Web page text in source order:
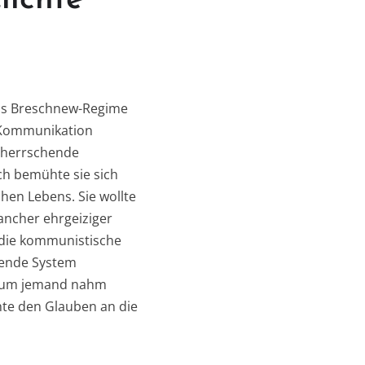
Breschnew-Regime
bemühte sie sich
Lebens. Sie wollte
ehrgeiziger
kommunistische
System
jemand nahm
den Glauben an die